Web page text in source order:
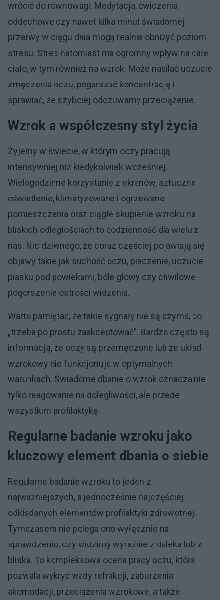
wrócić do równowagi. Medytacja, ćwiczenia
oddechowe czy nawet kilka minut świadomej
przerwy w ciągu dnia mogą realnie obniżyć poziom
stresu. Stres natomiast ma ogromny wpływ na całe
ciało, w tym również na wzrok. Może nasilać uczucie
zmęczenia oczu, pogarszać koncentrację i
sprawiać, że szybciej odczuwamy przeciążenie.
Wzrok a współczesny styl życia
Żyjemy w świecie, w którym oczy pracują
intensywniej niż kiedykolwiek wcześniej.
Wielogodzinne korzystanie z ekranów, sztuczne
oświetlenie, klimatyzowane i ogrzewane
pomieszczenia oraz ciągłe skupienie wzroku na
bliskich odległościach to codzienność dla wielu z
nas. Nic dziwnego, że coraz częściej pojawiają się
objawy takie jak suchość oczu, pieczenie, uczucie
piasku pod powiekami, bóle głowy czy chwilowe
pogorszenie ostrości widzenia.
Warto pamiętać, że takie sygnały nie są czymś, co
„trzeba po prostu zaakceptować”. Bardzo często są
informacją, że oczy są przemęczone lub że układ
wzrokowy nie funkcjonuje w optymalnych
warunkach. Świadome dbanie o wzrok oznacza nie
tylko reagowanie na dolegliwości, ale przede
wszystkim profilaktykę.
Regularne badanie wzroku jako
kluczowy element dbania o siebie
Regularne badanie wzroku to jeden z
najważniejszych, a jednocześnie najczęściej
odkładanych elementów profilaktyki zdrowotnej.
Tymczasem nie polega ono wyłącznie na
sprawdzeniu, czy widzimy wyraźnie z daleka lub z
bliska. To kompleksowa ocena pracy oczu, która
pozwala wykryć wady refrakcji, zaburzenia
akomodacji, przeciążenia wzrokowe, a także